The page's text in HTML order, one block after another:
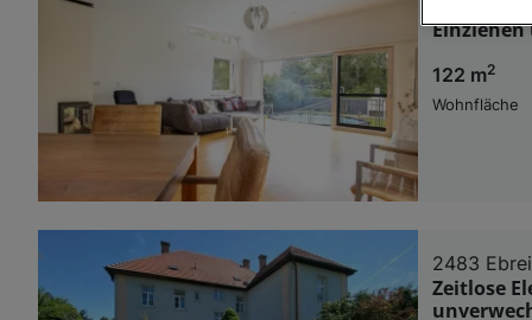
122 m2
Wohnfläche
2483
Zeitlose
Wir und
Verwendung